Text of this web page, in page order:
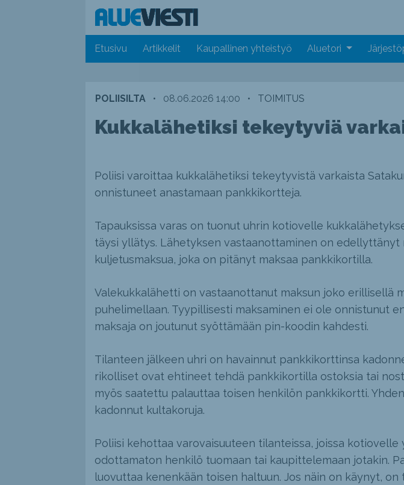
Etusivu Artikkelit Kaupallinen yhteistyö Aluetori
POLIISILTA • 08.06.2026 14:00 • TOIMITUS
Kukkalähetiksi tekeytyviä
Poliisi varoittaa kukkalähetiksi tekeytyvistä varkaista
onnistuneet anastamaan pankkikortteja.
Tapauksissa varas on tuonut uhrin kotiovelle
täysi yllätys. Lähetyksen vastaanottaminen on edellyttänyt
kuljetusmaksua, joka on pitänyt maksaa pankkikortilla.
Valekukkalähetti on vastaanottanut maksun joko erillisellä
puhelimellaan. Tyypillisesti maksaminen ei ole onnistunut
maksaja on joutunut syöttämään pin-koodin kahdesti.
Tilanteen jälkeen uhri on havainnut pankkikorttinsa
rikolliset ovat ehtineet tehdä pankkikortilla ostoksia tai
myös saatettu palauttaa toisen henkilön pankkikortti.
kadonnut kultakoruja.
Poliisi kehottaa varovaisuuteen tilanteissa, joissa
odottamaton henkilö tuomaan tai kaupittelemaan jotakin.
luovuttaa kenenkään toisen haltuun. Jos näin on käynyt, on